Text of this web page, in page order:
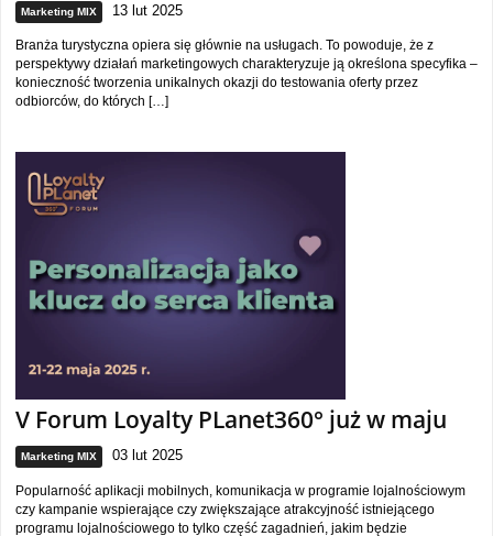
Marketing MIX 13 lut 2025
Branża turystyczna opiera się głównie na usługach. To powoduje, że z
perspektywy działań marketingowych charakteryzuje ją określona specyfika –
konieczność tworzenia unikalnych okazji do testowania oferty przez
odbiorców, do których […]
V Forum Loyalty PLanet360° już w maju
Marketing MIX 03 lut 2025
Popularność aplikacji mobilnych, komunikacja w programie lojalnościowym
czy kampanie wspierające czy zwiększające atrakcyjność istniejącego
programu lojalnościowego to tylko część zagadnień, jakim będzie